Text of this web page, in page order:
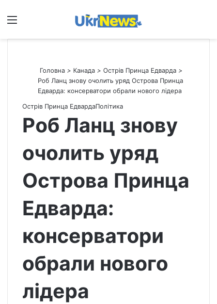
Меню
Головна > Канада > Острів Принца Едварда >
Роб Ланц знову очолить уряд Острова Принца
Едварда: консерватори обрали нового лідера
Острів Принца ЕдвардаПолітика
Роб Ланц знову
очолить уряд
Острова Принца
Едварда:
консерватори
обрали нового
лідера